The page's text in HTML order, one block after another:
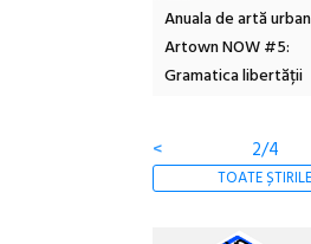
Anuala de artă urbană
Artown NOW #5:
Gramatica libertății
<
3/4
TOATE ȘTIRILE